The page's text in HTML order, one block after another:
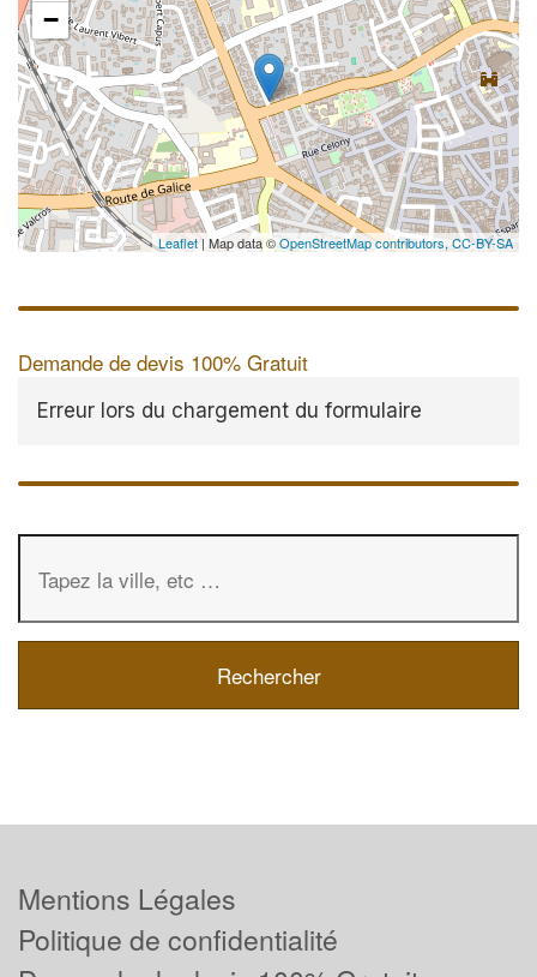
−
Leaflet| Map data ©OpenStreetMap contributors,CC-BY-SA
Demande de devis 100% Gratuit
Erreur lors du chargement du formulaire
✕
Mentions Légales
Politique de confidentialité